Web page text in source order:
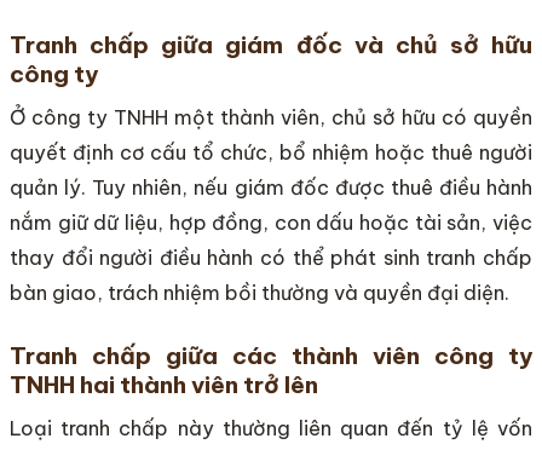
Tranh chấp giữa giám đốc và chủ sở hữu
công ty
Ở công ty TNHH một thành viên, chủ sở hữu có quyền
quyết định cơ cấu tổ chức, bổ nhiệm hoặc thuê người
quản lý. Tuy nhiên, nếu giám đốc được thuê điều hành
nắm giữ dữ liệu, hợp đồng, con dấu hoặc tài sản, việc
thay đổi người điều hành có thể phát sinh tranh chấp
bàn giao, trách nhiệm bồi thường và quyền đại diện.
Tranh chấp giữa các thành viên công ty
TNHH hai thành viên trở lên
Loại tranh chấp này thường liên quan đến tỷ lệ vốn